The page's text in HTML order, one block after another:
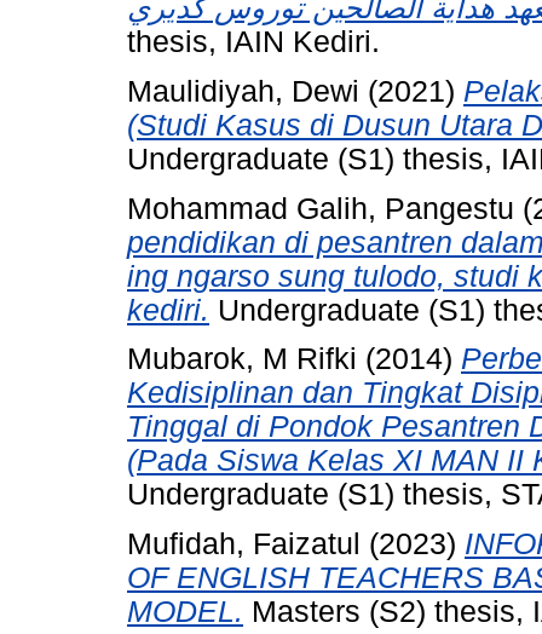
thesis, IAIN Kediri.
Maulidiyah, Dewi (2021)
(Studi Kasus di Dusun Utara
Undergraduate (S1) thesis,
Mohammad Galih, Pangestu
pendidikan di pesantren
ing ngarso sung tulodo, studi
kediri. Undergraduate (S1)
Mubarok, M Rifki (2014)
Kedisiplinan dan Tingkat
Tinggal di Pondok Pesantren
(Pada Siswa Kelas XI MAN II
Undergraduate (S1) thesis,
Mufidah, Faizatul (2023)
OF ENGLISH TEACHERS
MODEL. Masters (S2) thesis,